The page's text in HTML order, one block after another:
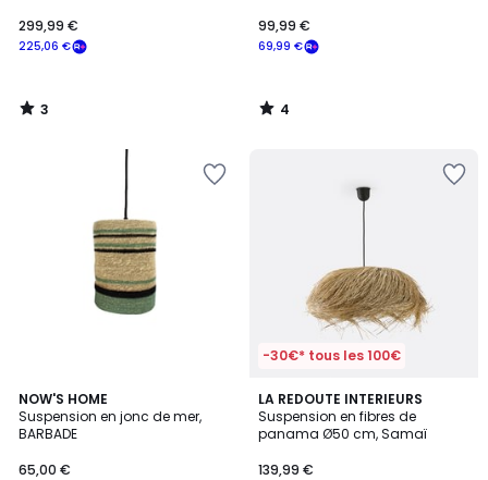
225,06 €
299,99 €
3
/
69,99 €
99,99 €
4
/
NOW'S HOME
Suspension en jonc de mer,
BARBADE
65,00 €
-30€* tous les 100€
LA REDOUTE INTERIEURS
Suspension en fibres de
panama Ø50 cm, Samaï
139,99 €
4,2
/ 5